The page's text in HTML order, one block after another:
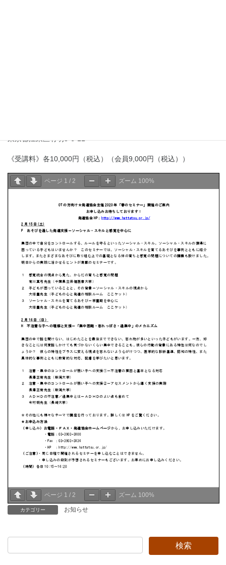
東京都江東区有明3-6-11
《受講料》各10,000円（税込）（会員9,000円（税込））
ページ 1 / 2 ズーム 100%
ページ 1 / 2 ズーム 100%
カテゴリー お知らせ